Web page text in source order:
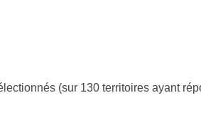
(sur 130 territoires ayant